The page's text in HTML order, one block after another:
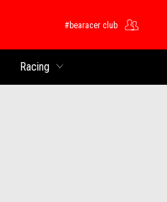
#bearacer club
Racing